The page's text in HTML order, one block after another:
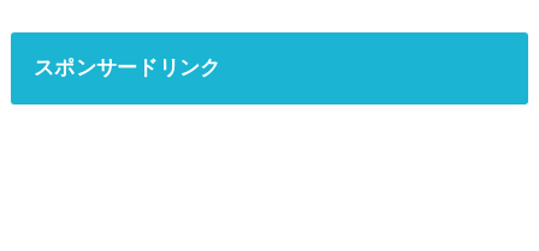
スポンサードリンク